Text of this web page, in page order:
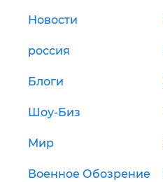
Новости
россия
Блоги
Шоу-Биз
Мир
Военное Обозрение